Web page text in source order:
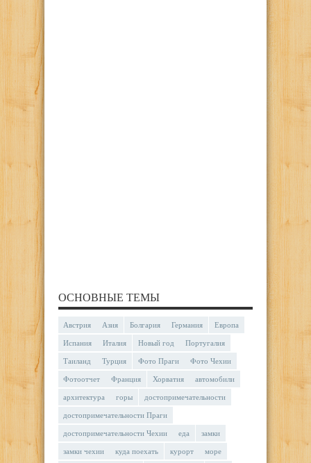
ОСНОВНЫЕ ТЕМЫ
Австрия Азия Болгария Германия Европа
Испания Италия Новый год Португалия
Таиланд Турция Фото Праги Фото Чехии
Фотоотчет Франция Хорватия автомобили
архитектура горы достопримечательности
достопримечательности Праги
достопримечательности Чехии еда замки
замки чехии куда поехать курорт море